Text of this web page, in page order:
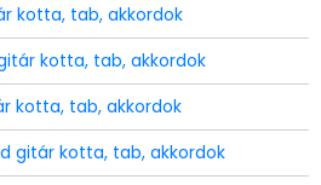
kotta, tab, akkordok
kotta, tab, akkordok
kotta, tab, akkordok
gitár kotta, tab, akkordok